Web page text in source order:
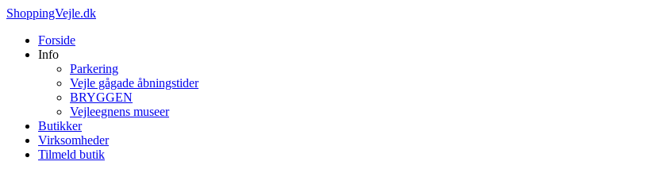
Videre
indhold
ShoppingVejle.dk
Forside
Info
Parkering
Vejle gågade åbningstider
BRYGGEN
Vejleegnens museer
Butikker
Virksomheder
Tilmeld butik